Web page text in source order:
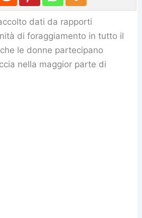
dati da rapporti
di foraggiamento in tutto il
le donne partecipano
nella maggior parte di